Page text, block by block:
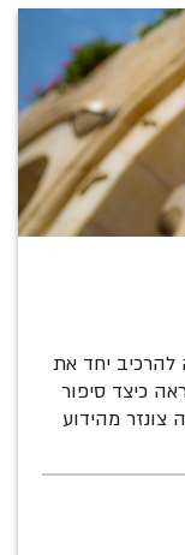
להרכיב יחד את
כיצד סיפור
מהידוע